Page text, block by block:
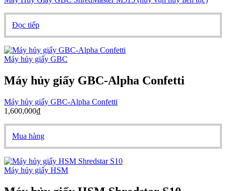
Đọc tiếp
Máy hủy giấy GBC
Máy hủy giấy GBC-Alpha Confetti
Máy hủy giấy GBC-Alpha Confetti
1,600,000₫
Mua hàng
Máy hủy giấy HSM